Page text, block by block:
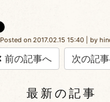
Posted on 2017.02.15 15:40 by
前の記事へ 次の記
最新の記事